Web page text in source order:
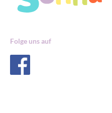
Folge uns auf